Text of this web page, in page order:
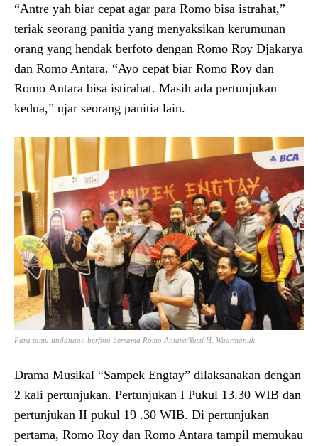
“Antre yah biar cepat agar para Romo bisa istrahat,”
teriak seorang panitia yang menyaksikan kerumunan
orang yang hendak berfoto dengan Romo Roy Djakarya
dan Romo Antara. “Ayo cepat biar Romo Roy dan
Romo Antara bisa istirahat. Masih ada pertunjukan
kedua,” ujar seorang panitia lain.
Para tamu undangan berfoto bersama Romo Antara/Yusti H. Wuarmanuk
Drama Musikal “Sampek Engtay” dilaksanakan dengan
2 kali pertunjukan. Pertunjukan I Pukul 13.30 WIB dan
pertunjukan II pukul 19 .30 WIB. Di pertunjukan
pertama, Romo Roy dan Romo Antara tampil memukau